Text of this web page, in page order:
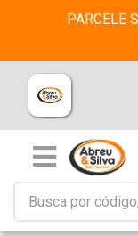
PARCELE